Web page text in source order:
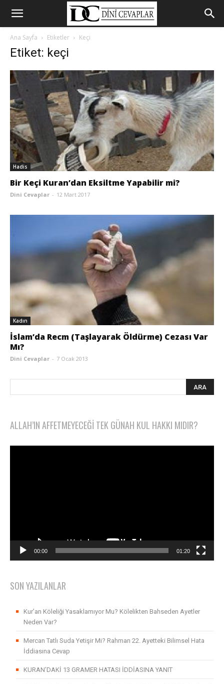
Ana Sayfa Etiketler Keçi
Etiket: keçi
Hadis
Bir Keçi Kuran’dan Eksiltme Yapabilir mi?
Dini Cevaplar - 12 Mart 2017
Kadın
İslam’da Recm (Taşlayarak Öldürme) Cezası Var
Mı?
Dini Cevaplar - 7 Ocak 2013
ALLAH’IN AFFETMEYECEĞI TEK GÜNAH KUL HAKKI MIDIR?
00:00 01:20
SON YAZILANLAR
Kur’an Köleliği Yasaklamıyor Mu? Kölelikten Bahseden Ayetler
Neden Var?
Mercan Tatlı Suda Yetişir Mi? Rahman 22. Ayetteki Bilimsel Hata
İddiasına Cevap
KURAN’DAKİ 13 GRAMER HATASI İDDİASINA YANIT